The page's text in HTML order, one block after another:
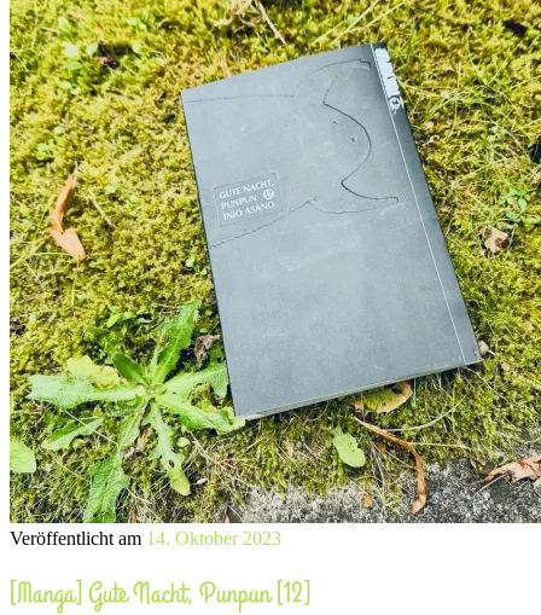
Veröffentlicht am 14. Oktober 2023
[Manga] Gute Nacht, Punpun [12]